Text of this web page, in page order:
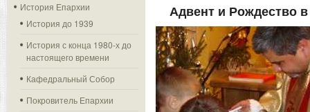
История Епархии
История до 1939
История с конца 1980-х до
настоящего времени
Кафедральный Собор
Покровитель Епархии
Адвент и Рождество в